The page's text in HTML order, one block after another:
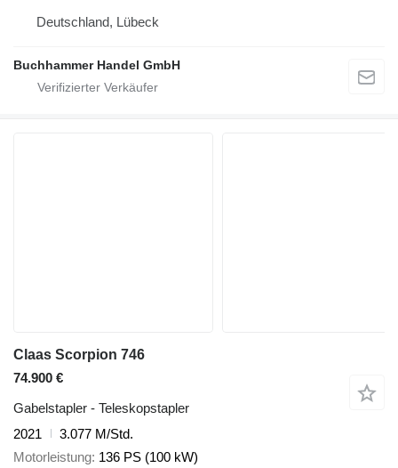
Deutschland, Lübeck
Buchhammer Handel GmbH
Claas Scorpion 746
74.900 €
Gabelstapler - Teleskopstapler
2021
3.077 M/Std.
Motorleistung 136 PS (100 kW)